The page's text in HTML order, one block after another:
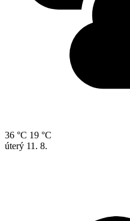
36 °C 19 °C
úterý 11. 8.